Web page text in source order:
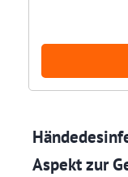
Aspekt zur